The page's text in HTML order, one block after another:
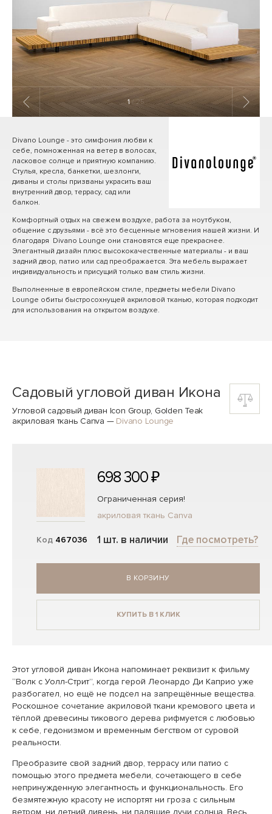
1/ 25
Divano Lounge - это симфония любви к
себе, помноженная на ветер в волосах,
ласковое солнце и приятную компанию.
Стулья, кресла, банкетки, шезлонги,
диваны и столы призваны украсить ваш
внутренний двор, террасу, сад или
балкон.
Комфортный отдых на свежем воздухе, работа за ноутбуком,
общение с друзьями - всё это бесценные мгновения нашей жизни. И
благодаря Divano Lounge они становятся еще прекраснее.
Элегантный дизайн плюс высококачественные материалы - и ваш
задний двор, патио или сад преображается. Эта мебель выражает
индивидуальность и присущий только вам стиль жизни.
Выполненные в европейском стиле, предметы мебели Divano
Lounge обиты быстросохнущей акриловой тканью, которая подходит
для использования на открытом воздухе.
Садовый угловой диван Икона
Угловой садовый диван Icon Group, Golden Teak
акриловая ткань Canva — Divano Lounge
Код 467036
698 300 ₽
Ограниченная серия!
акриловая ткань Canva
1 шт. в наличии Где посмотреть?
В КОРЗИНУ
КУПИТЬ В 1 КЛИК
Этот угловой диван Икона напоминает реквизит к фильму
“Волк с Уолл-Стрит”, когда герой Леонардо Ди Каприо уже
разбогател, но ещё не подсел на запрещённые вещества.
Роскошное сочетание акриловой ткани кремового цвета и
тёплой древесины тикового дерева рифмуется с любовью
к себе, гедонизмом и временным бегством от суровой
реальности.
Преобразите свой задний двор, террасу или патио с
помощью этого предмета мебели, сочетающего в себе
непринужденную элегантность и функциональность. Его
безмятежную красоту не испортят ни гроза с сильным
ветром, ни летний ливень, ни палящие лучи солнца. Весь